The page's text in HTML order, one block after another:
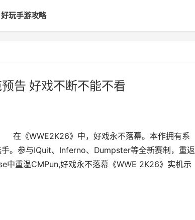
好玩手游攻略
告 好戏不断不能不看
在《WWE2K26》中，好戏永不落幕。本作拥有系
。参与IQuit、Inferno、Dumpster等全新赛制，重返
中重温CMPun,好戏永不落幕《WWE 2K26》实机示